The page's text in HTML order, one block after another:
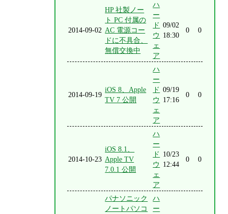
2014-09-02
HP 社製ノー
ト PC 付属の
AC 電源コー
ドに不具合、
無償交換中
ハ
ー
ド
ウ
ェ
ア
09/02
18:30
0 0
2014-09-19
iOS 8、Apple
TV 7 公開
ハ
ー
ド
ウ
ェ
ア
09/19
17:16
0 0
2014-10-23
iOS 8.1、
Apple TV
7.0.1 公開
ハ
ー
ド
ウ
ェ
ア
10/23
12:44
0 0
パナソニック
ノートパソコ
ハ
ー